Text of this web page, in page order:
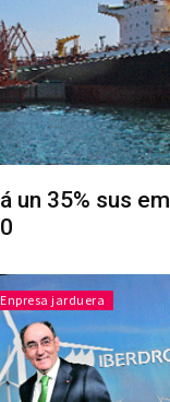
un 35% sus
jarduera